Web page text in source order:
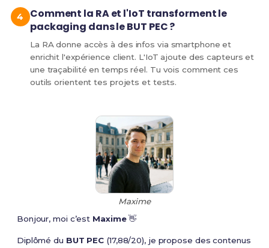
Comment la RA et l'IoT transforment le
packaging dans le BUT PEC ?
La RA donne accès à des infos via smartphone et
enrichit l'expérience client. L'IoT ajoute des capteurs et
une traçabilité en temps réel. Tu vois comment ces
outils orientent tes projets et tests.
Maxime
Bonjour, moi c’est Maxime👋
Diplômé du BUT PEC (17,88/20), je propose des contenus